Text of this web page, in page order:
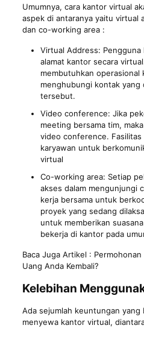
Umumnya, cara kantor virtual
aspek di antaranya yaitu virtual
dan co-working area :
Virtual Address: Pengguna
alamat kantor secara
membutuhkan
menghubungi kontak yang
tersebut.
Video conference: Jika
meeting bersama tim,
video conference.
karyawan untuk
virtual
Co-working area: Setiap
akses dalam mengunjungi
kerja bersama untuk
proyek yang sedang
untuk memberikan
bekerja di kantor pada
Baca Juga Artikel :
Uang Anda Kembali?
Kelebihan
Ada sejumlah keuntungan yang
menyewa kantor virtual,